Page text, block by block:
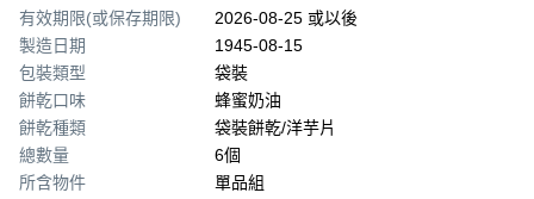
有效期限(或保存期限)
2026-08-25 或以後
製造日期
1945-08-15
包裝類型
袋裝
餅乾口味
蜂蜜奶油
餅乾種類
袋裝餅乾/洋芋片
總數量
6個
所含物件
單品組